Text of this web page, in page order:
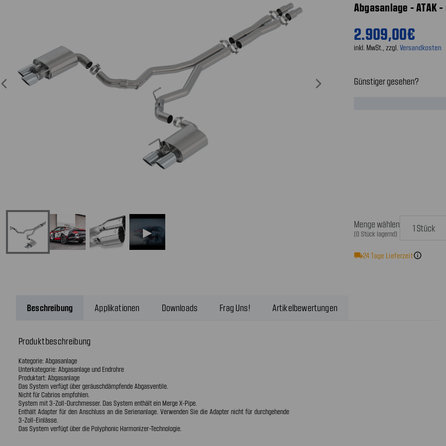
▶
Abgasanlage - ATAK
2.909,00€
inkl. MwSt., zzgl. Versandkosten
Günstiger gesehen?
Menge wählen
(0 Stück lagernd)
local_shipping24Tage Lieferzeitinfo
Beschreibung Applikationen Downloads Frag Uns! Artikelbewertungen
Produktbeschreibung
Kategorie: Abgasanlage
Unterkategorie: Abgasanlage und Endrohre
Produktart: Abgasanlage
Das System verfügt über geräuschdämpfende Abgasventile.
Nicht für Cabrios empfohlen.
System mit 3-Zoll-Durchmesser. Das System enthält ein Merge X-Pipe.
Enthält Adapter für den Anschluss an die Serienanlage. Verwenden Sie die Adapter nicht für durchgehende
3-Zoll-Einlässe.
Das System verfügt über die Polyphonic Harmonizer-Technologie.